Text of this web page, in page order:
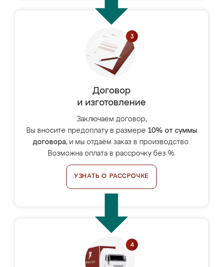
Договор
и изготовление
Заключаем договор,
Вы вносите предоплату в размере 10% от суммы
договора, и мы отдаём заказ в производство.
Возможна оплата в рассрочку без %.
УЗНАТЬ О РАССРОЧКЕ